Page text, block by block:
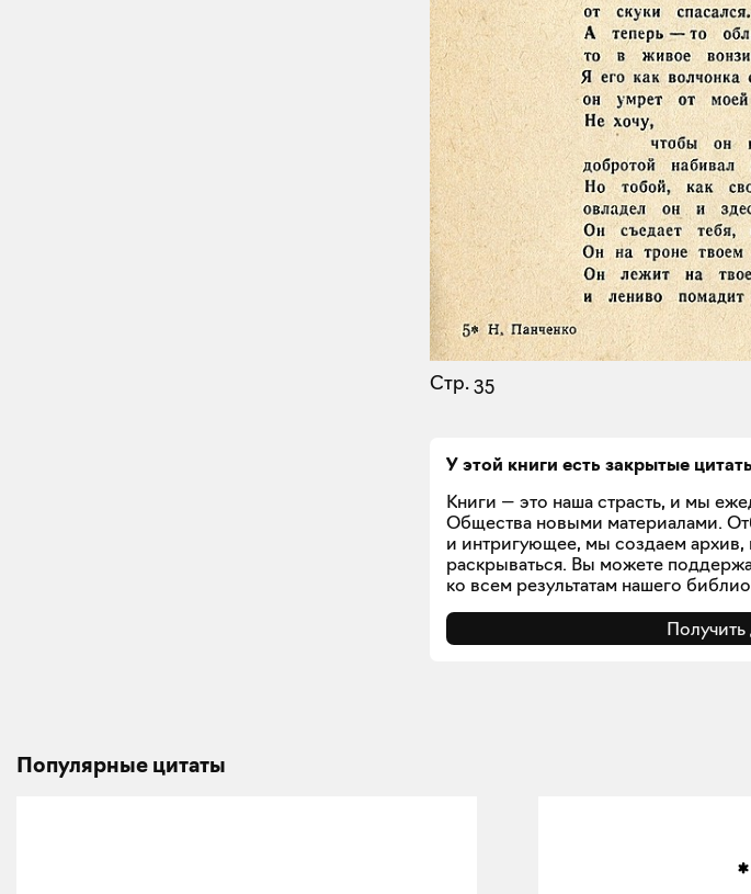
Стр. 35
У этой книги есть закрытые
Книги — это наша страсть, и мы
Общества новыми материалами.
и интригующее, мы создаем архив,
раскрываться. Вы можете
ко всем результатам нашего
Получить
Популярные цитаты